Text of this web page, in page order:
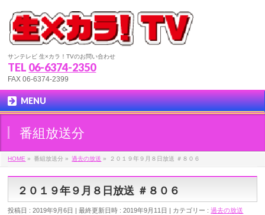
サンテレビ 生×カラ！TVのお問い合わせ
TEL 06-6374-2350
FAX 06-6374-2399
MENU
番組放送分
HOME » 番組放送分 » 過去の放送 » ２０１９年９月８日放送 ＃８０６
２０１９年９月８日放送 ＃８０６
投稿日 : 2019年9月6日 最終更新日時 : 2019年9月11日 カテゴリー :過去の放送